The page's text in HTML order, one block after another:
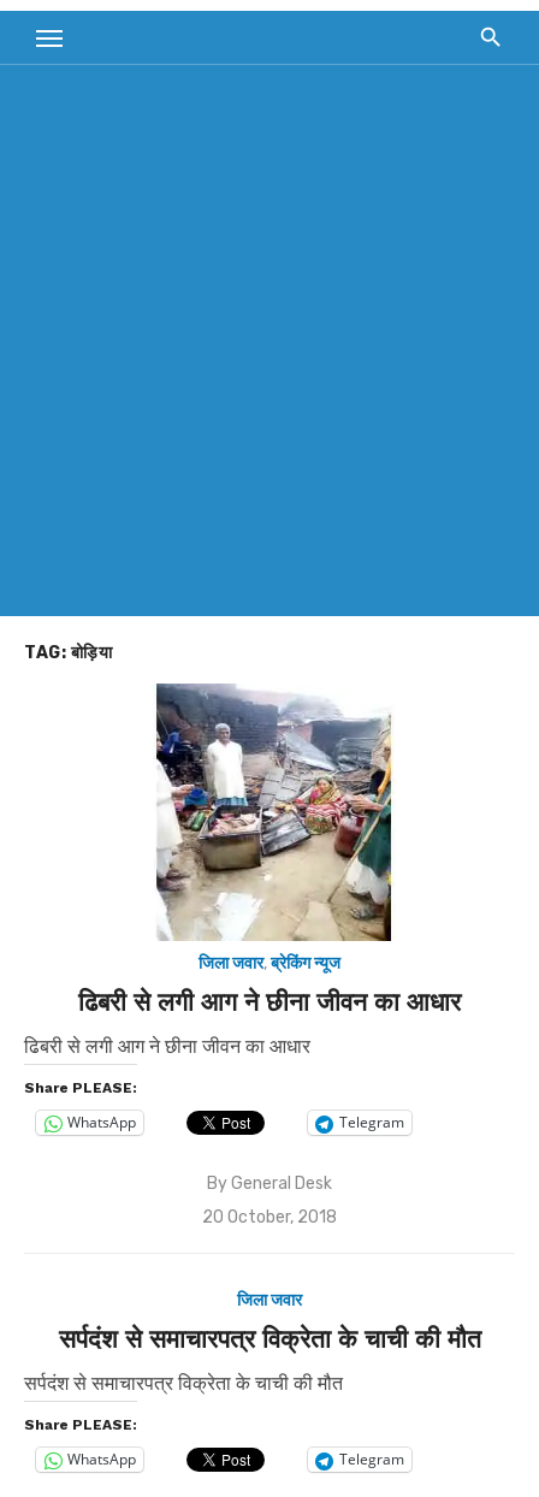
TAG:बोड़िया
जिला जवार,ब्रेकिंग न्यूज
ढिबरी से लगी आग ने छीना जीवन का आधार
ढिबरी से लगी आग ने छीना जीवन का आधार
Share PLEASE:
WhatsApp Telegram
ByGeneral Desk
Posted
20 October, 2018
जिला जवार
सर्पदंश से समाचारपत्र विक्रेता के चाची की मौत
सर्पदंश से समाचारपत्र विक्रेता के चाची की मौत
Share PLEASE:
WhatsApp Telegram